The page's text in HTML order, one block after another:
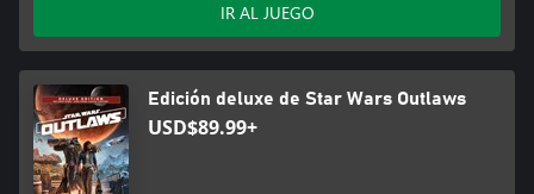
IR AL JUEGO
Edición deluxe de Star Wars Outlaws
USD$89.99+